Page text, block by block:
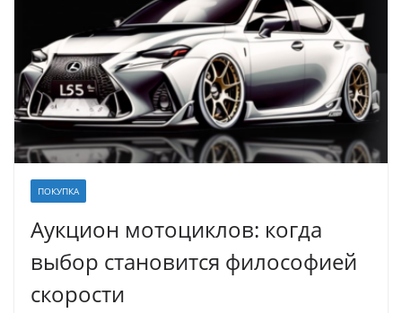
ПОКУПКА
Аукцион мотоциклов: когда
выбор становится философией
скорости